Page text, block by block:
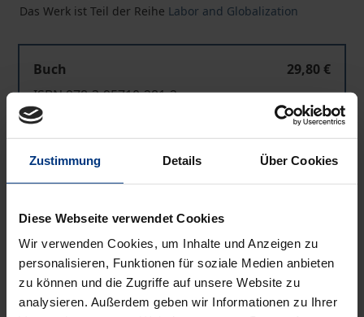
Zustimmung Details Über Cookies
Diese Webseite verwendet Cookies
Wir verwenden Cookies, um Inhalte und Anzeigen zu
personalisieren, Funktionen für soziale Medien anbieten
zu können und die Zugriffe auf unsere Website zu
analysieren. Außerdem geben wir Informationen zu Ihrer
Das Werk ist Teil der Reihe Labor and Globalization
Buch
29,80 €
ISBN 978-3-95710-281-2
Lieferbar
Preisangaben inkl. MwSt. Abhängig von der Lieferadresse
In den Warenkorb
Zur Wunschliste hinzufügen
Hinweise zu Versandkosten